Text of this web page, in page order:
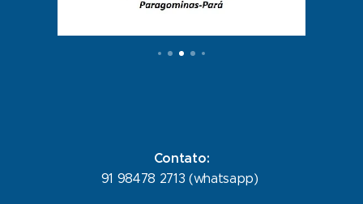
Contato:
91 98478 2713 (whatsapp)